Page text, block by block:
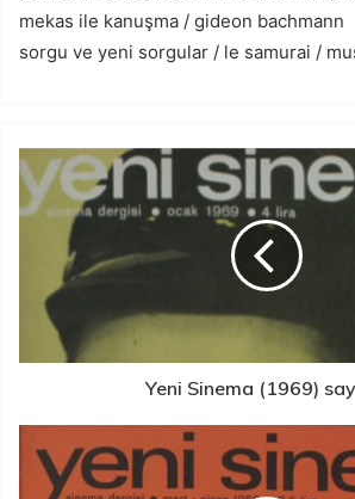
mekas ile kanuşma / gideon bachmann
sorgu ve yeni sorgular / le samurai /
Yeni Sinema (1969)